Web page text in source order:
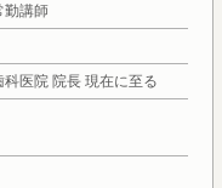
講師
医院 院長 現在に至る